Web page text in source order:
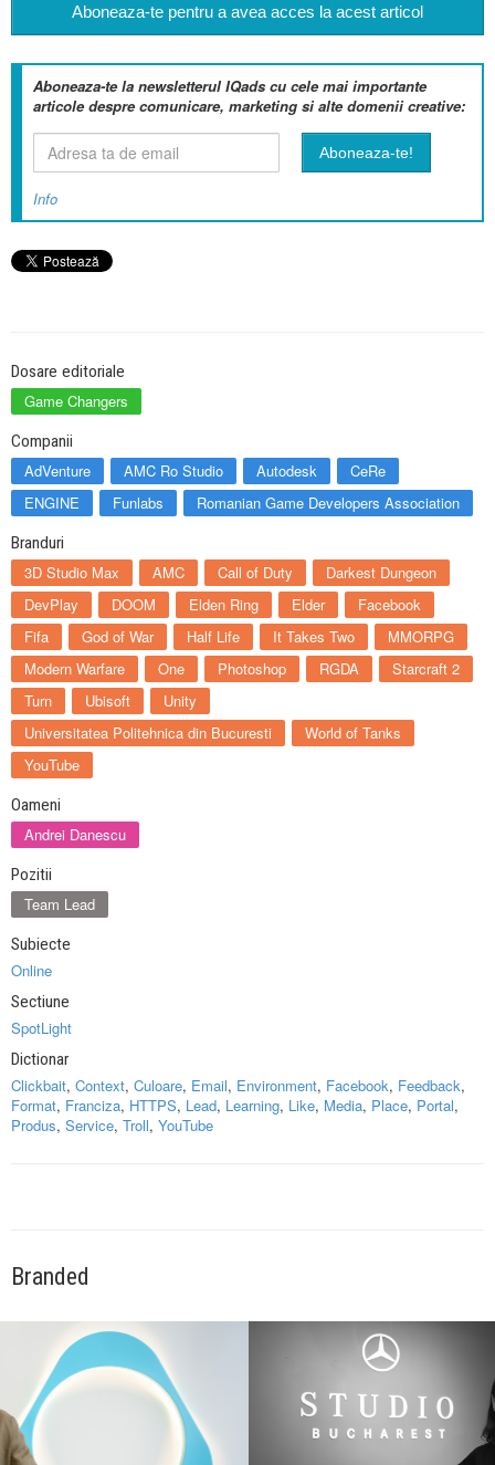
Aboneaza-te pentru a avea acces la acest articol
Aboneaza-te la newsletterul IQads cu cele mai importante
articole despre comunicare, marketing si alte domenii creative:
Info
Dosare editoriale
Game Changers
Companii
AdVenture AMC Ro Studio Autodesk
CeRe
ENGINE
Funlabs Romanian Game Developers Association
Branduri
3D Studio Max AMC Call of Duty
Darkest Dungeon
DevPlay
DOOM Elden Ring Elder
Facebook
Fifa
God of War Half Life It Takes Two
MMORPG
Modern Warfare
One Photoshop RGDA
Starcraft 2
Turn
Ubisoft
Unity
Universitatea Politehnica din Bucuresti
World of Tanks
YouTube
Oameni
Andrei Danescu
Pozitii
Team Lead
Subiecte
Online
Sectiune
SpotLight
Dictionar
Clickbait, Context, Culoare, Email, Environment, Facebook, Feedback,
Format, Franciza, HTTPS, Lead, Learning, Like, Media, Place, Portal,
Produs, Service, Troll, YouTube
Branded